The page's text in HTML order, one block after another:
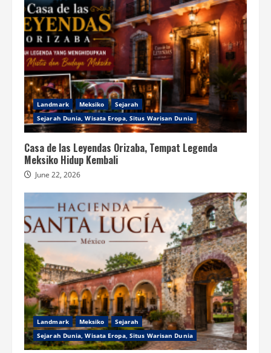
Landmark Meksiko
Sejarah
Sejarah Dunia, Wisata Eropa, Situs Warisan Dunia
Casa de las Leyendas Orizaba, Tempat Legenda
Meksiko Hidup Kembali
June 22, 2026
Landmark Meksiko
Sejarah
Sejarah Dunia, Wisata Eropa, Situs Warisan Dunia